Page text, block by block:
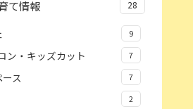
て情報 28
9
ン・キッズカット 7
ス 7
2